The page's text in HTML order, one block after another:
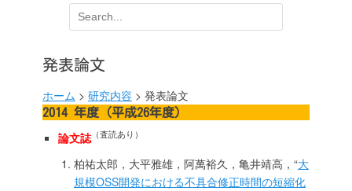
検
索:
発表論文
ホーム > 研究内容 > 発表論文
2014 年度（平成26年度）
論文誌 （査読あり）
柏祐太郎，大平雅雄，阿萬裕久，亀井靖高，“大
規模OSS開発における不具合修正時間の短縮化